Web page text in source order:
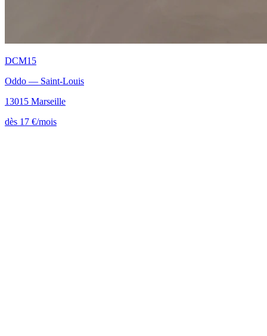
DCM15
Oddo — Saint-Louis
13015 Marseille
dès 17 €/mois